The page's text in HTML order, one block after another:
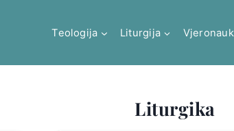
Teologija Liturgija Vjeronauk
Liturgika